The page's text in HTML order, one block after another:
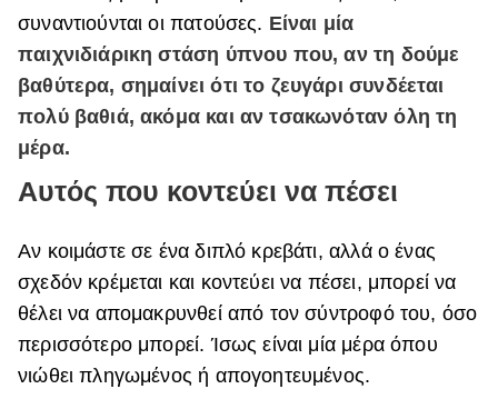
συναντιούνται οι πατούσες. Είναι μία
παιχνιδιάρικη στάση ύπνου που, αν τη δούμε
βαθύτερα, σημαίνει ότι το ζευγάρι συνδέεται
πολύ βαθιά, ακόμα και αν τσακωνόταν όλη τη
μέρα.
Αυτός που κοντεύει να πέσει
Αν κοιμάστε σε ένα διπλό κρεβάτι, αλλά ο ένας
σχεδόν κρέμεται και κοντεύει να πέσει, μπορεί να
θέλει να απομακρυνθεί από τον σύντροφό του, όσο
περισσότερο μπορεί. Ίσως είναι μία μέρα όπου
νιώθει πληγωμένος ή απογοητευμένος.